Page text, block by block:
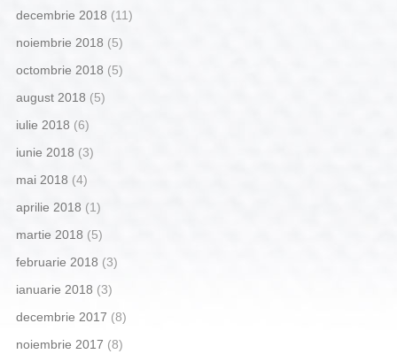
decembrie 2018 (11)
noiembrie 2018 (5)
octombrie 2018 (5)
august 2018 (5)
iulie 2018 (6)
iunie 2018 (3)
mai 2018 (4)
aprilie 2018 (1)
martie 2018 (5)
februarie 2018 (3)
ianuarie 2018 (3)
decembrie 2017 (8)
noiembrie 2017 (8)